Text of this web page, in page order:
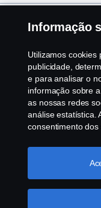
Aviso Legal
Contacte-nos
Informação
Utilizamos cookies
publicidade,
e para analisar o
informação sobre
as nossas redes
análise estatística.
consentimento
utilizamos os
ou clique no link